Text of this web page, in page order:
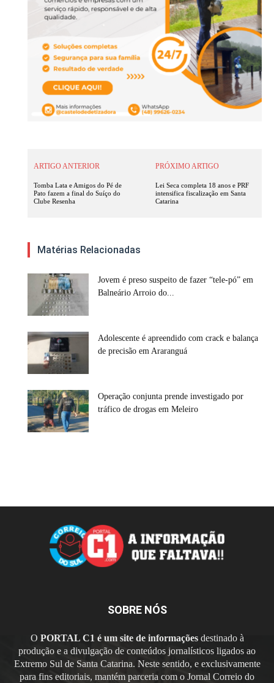
ARTIGO ANTERIOR
Tomba Lata e Amigos do Pé de
Pato fazem a final do Suíço do
Clube Resenha
PRÓXIMO ARTIGO
Lei Seca completa 18 anos e PRF
intensifica fiscalização em Santa
Catarina
Matérias Relacionadas
Jovem é preso suspeito de fazer “tele-pó” em
Balneário Arroio do...
Adolescente é apreendido com crack e balança
de precisão em Araranguá
Operação conjunta prende investigado por
tráfico de drogas em Meleiro
SOBRE NÓS
O PORTAL C1 é um site de informaçõesdestinado à
produção e a divulgação de conteúdos jornalísticos ligados ao
Extremo Sul de Santa Catarina. Neste sentido, e exclusivamente
para fins editoriais, mantém parceria com o Jornal Correio do